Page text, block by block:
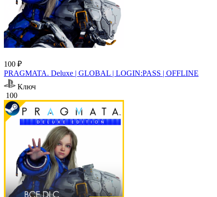
100 ₽
PRAGMATA. Deluxe | GLOBAL | LOGIN:PASS | OFFLINE
Ключ
100